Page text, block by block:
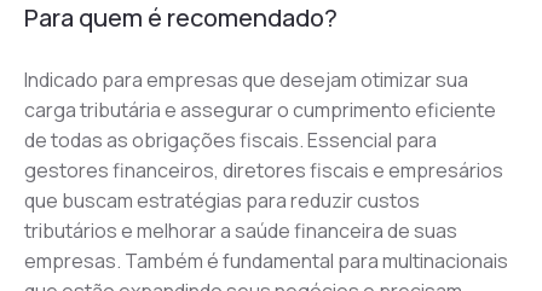
Para quem é recomendado?
Indicado para empresas que desejam otimizar sua
carga tributária e assegurar o cumprimento eficiente
de todas as obrigações fiscais. Essencial para
gestores financeiros, diretores fiscais e empresários
que buscam estratégias para reduzir custos
tributários e melhorar a saúde financeira de suas
empresas. Também é fundamental para multinacionais